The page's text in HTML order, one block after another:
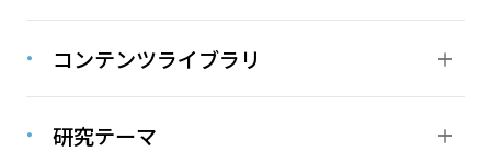
コンテンツライブラリ
研究テーマ